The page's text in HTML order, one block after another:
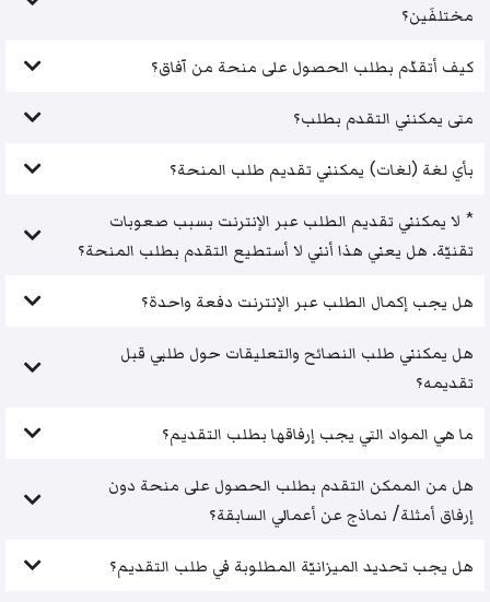
مختلفَين؟
كيف أتقدّم بطلب الحصول على منحة من آفاق؟
متى يمكنني التقدم بطلب؟
بأي لغة (لغات) يمكنني تقديم طلب المنحة؟
* لا يمكنني تقديم الطلب عبر الإنترنت بسبب صعوبات
تقنيّة. هل يعني هذا أنني لا أستطيع التقدم بطلب المنحة؟
هل يجب إكمال الطلب عبر الإنترنت دفعة واحدة؟
هل يمكنني طلب النصائح والتعليقات حول طلبي قبل
تقديمه؟
ما هي المواد التي يجب إرفاقها بطلب التقديم؟
هل من الممكن التقدم بطلب الحصول على منحة دون
إرفاق أمثلة/ نماذج عن أعمالي السابقة؟
هل يجب تحديد الميزانيّة المطلوبة في طلب التقديم؟